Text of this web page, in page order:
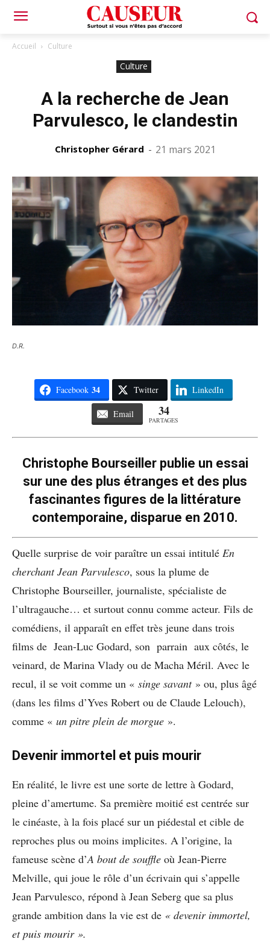
Accueil Culture
Culture
A la recherche de Jean
Parvulesco, le clandestin
Christopher Gérard - 21 mars 2021
D.R.
Facebook 34 Twitter LinkedIn
Email 34
PARTAGES
Christophe Bourseiller publie un essai
sur une des plus étranges et des plus
fascinantes figures de la littérature
contemporaine, disparue en 2010.
Quelle surprise de voir paraître un essai intitulé En
cherchant Jean Parvulesco, sous la plume de
Christophe Bourseiller, journaliste, spécialiste de
l’ultragauche… et surtout connu comme acteur. Fils de
comédiens, il apparaît en effet très jeune dans trois
films de Jean-Luc Godard, son parrain aux côtés, le
veinard, de Marina Vlady ou de Macha Méril. Avec le
recul, il se voit comme un « singe savant » ou, plus âgé
(dans les films d’Yves Robert ou de Claude Lelouch),
comme « un pitre plein de morgue ».
Devenir immortel et puis mourir
En réalité, le livre est une sorte de lettre à Godard,
pleine d’amertume. Sa première moitié est centrée sur
le cinéaste, à la fois placé sur un piédestal et cible de
reproches plus ou moins implicites. A l’origine, la
fameuse scène d’A bout de souffle où Jean-Pierre
Melville, qui joue le rôle d’un écrivain qui s’appelle
Jean Parvulesco, répond à Jean Seberg que sa plus
grande ambition dans la vie est de « devenir immortel,
et puis mourir ».